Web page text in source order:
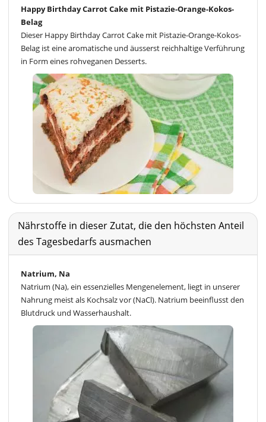
Happy Birthday Carrot Cake mit Pistazie-Orange-Kokos-
Belag
Dieser Happy Birthday Carrot Cake mit Pistazie-Orange-Kokos-
Belag ist eine aromatische und äusserst reichhaltige Verführung
in Form eines rohveganen Desserts.
Nährstoffe in dieser Zutat, die den höchsten Anteil
des Tagesbedarfs ausmachen
Natrium, Na
Natrium (Na), ein essenzielles Mengenelement, liegt in unserer
Nahrung meist als Kochsalz vor (NaCl). Natrium beeinflusst den
Blutdruck und Wasserhaushalt.